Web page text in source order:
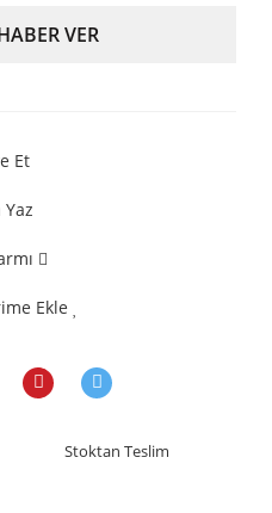
VER
Et
Ekle
Stoktan Teslim